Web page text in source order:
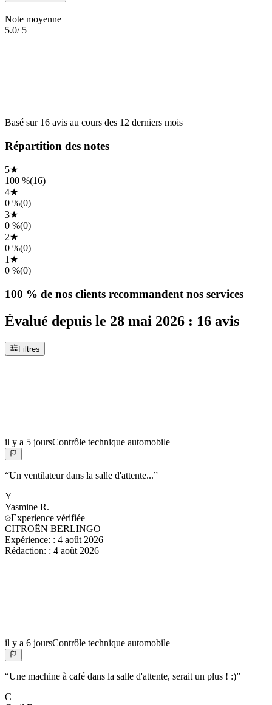
Note moyenne
5.0/ 5
Basé sur 16 avis au cours des 12 derniers mois
Répartition des notes
5★
100 %(16)
4★
0 %(0)
3★
0 %(0)
2★
0 %(0)
1 ★
0 %(0)
100 % de nos clients recommandent nos services
Évalué depuis le 28 mai 2026 : 16 avis
Filtres
il y a 5 joursContrôle technique automobile
“Un ventilateur dans la salle d'attente...”
Y
Yasmine R.
Experience vérifiée
CITROËN BERLINGO
Expérience: : 4 août 2026
Rédaction: : 4 août 2026
il y a 6 joursContrôle technique automobile
“Une machine à café dans la salle d'attente, serait un plus ! :)”
C